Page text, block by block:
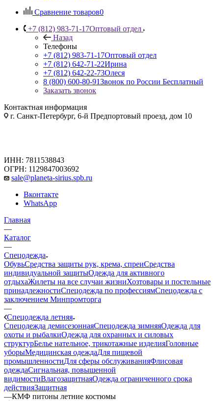
Сравнение товаров0
+7 (812) 983-71-17Оптовый отдел
Назад
Телефоны
+7 (812) 983-71-17Оптовый отдел
+7 (812) 642-71-22Ирина
+7 (812) 642-22-73Олеся
8 (800) 600-80-91Звонок по России Бесплатный
Заказать звонок
Контактная информация
г. Санкт-Петербург, 6-й Предпортовый проезд, дом 10
ИНН: 7811538843
ОГРН: 1129847003692
sale@planeta-sirius.spb.ru
Вконтакте
WhatsApp
Главная
—
Каталог
—
Спецодежда
ОбувьСредства защиты рук, крема, спреиСредства
индивидуальной защитыОдежда для активного
отдыхаЖилеты на все случаи жизниХозтовары и постельные
принадлежностиСпецодежда по профессиямСпецодежда с
заключением Минпромторга
—
Спецодежда летняя
Спецодежда демисезоннаяСпецодежда зимняяОдежда для
охоты и рыбалкиОдежда для охранных и силовых
структурБелье нательное, трикотажные изделияГоловные
уборыМедицинская одеждаДля пищевой
промышленностиДля сферы обслуживанияФлисовая
одеждаСигнальная, повышенной
видимостиВлагозащитнаяОдежда ограниченного срока
действияЗащитная
—КМФ питоны летние костюмы